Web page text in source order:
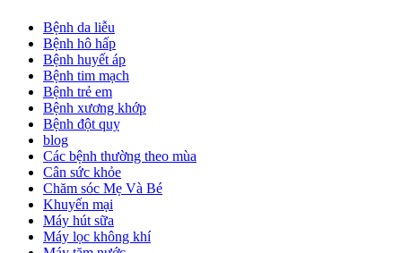
Bệnh da liễu
Bệnh hô hấp
Bệnh huyết áp
Bệnh tim mạch
Bệnh trẻ em
Bệnh xương khớp
Bệnh đột quỵ
blog
Các bệnh thường theo mùa
Cân sức khỏe
Chăm sóc Mẹ Và Bé
Khuyến mại
Máy hút sữa
Máy lọc không khí